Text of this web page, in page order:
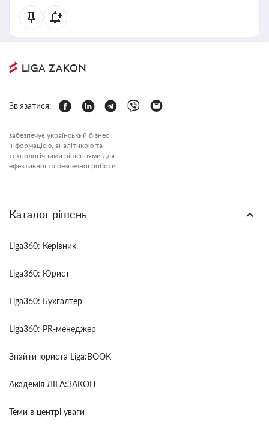
Зв'язатися:
забезпечує український бізнес
інформацією, аналітикою та
технологічними рішеннями для
ефективної та безпечної роботи.
Каталог рішень
Liga360: Керівник
Liga360: Юрист
Liga360: Бухгалтер
Liga360: PR-менеджер
Знайти юриста Liga:BOOK
Академія ЛІГА:ЗАКОН
Теми в центрі уваги